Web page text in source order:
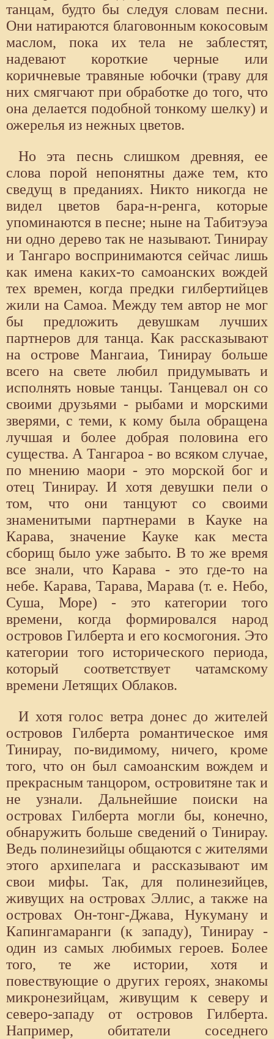
танцам, будто бы следуя словам песни.
Они натираются благовонным кокосовым
маслом, пока их тела не заблестят,
надевают короткие черные или
коричневые травяные юбочки (траву для
них смягчают при обработке до того, что
она делается подобной тонкому шелку) и
ожерелья из нежных цветов.
Но эта песнь слишком древняя, ее
слова порой непонятны даже тем, кто
сведущ в преданиях. Никто никогда не
видел цветов бара-н-ренга, которые
упоминаются в песне; ныне на Табитэуэа
ни одно дерево так не называют. Тинирау
и Тангаро воспринимаются сейчас лишь
как имена каких-то самоанских вождей
тех времен, когда предки гилбертийцев
жили на Самоа. Между тем автор не мог
бы предложить девушкам лучших
партнеров для танца. Как рассказывают
на острове Мангаиа, Тинирау больше
всего на свете любил придумывать и
исполнять новые танцы. Танцевал он со
своими друзьями - рыбами и морскими
зверями, с теми, к кому была обращена
лучшая и более добрая половина его
существа. А Тангароа - во всяком случае,
по мнению маори - это морской бог и
отец Тинирау. И хотя девушки пели о
том, что они танцуют со своими
знаменитыми партнерами в Кауке на
Карава, значение Кауке как места
сборищ было уже забыто. В то же время
все знали, что Карава - это где-то на
небе. Карава, Тарава, Марава (т. е. Небо,
Суша, Море) - это категории того
времени, когда формировался народ
островов Гилберта и его космогония. Это
категории того исторического периода,
который соответствует чатамскому
времени Летящих Облаков.
И хотя голос ветра донес до жителей
островов Гилберта романтическое имя
Тинирау, по-видимому, ничего, кроме
того, что он был самоанским вождем и
прекрасным танцором, островитяне так и
не узнали. Дальнейшие поиски на
островах Гилберта могли бы, конечно,
обнаружить больше сведений о Тинирау.
Ведь полинезийцы общаются с жителями
этого архипелага и рассказывают им
свои мифы. Так, для полинезийцев,
живущих на островах Эллис, а также на
островах Он-тонг-Джава, Нукуману и
Капингамаранги (к западу), Тинирау -
один из самых любимых героев. Более
того, те же истории, хотя и
повествующие о других героях, знакомы
микронезийцам, живущим к северу и
северо-западу от островов Гилберта.
Например, обитатели соседнего